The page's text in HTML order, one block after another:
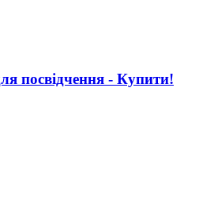
посвідчення - Купити!